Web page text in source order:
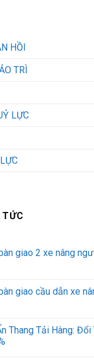
HỒI
TRÌ
LỰC
TỨC
giao 2 xe nâng
giao cầu dẫn xe
Thang Tải Hàng: